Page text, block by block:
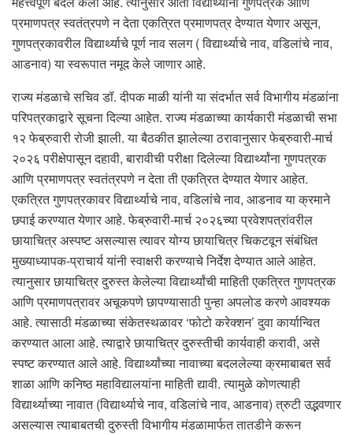
प्रमाणपत्र स्वतंत्रपणे न देता एकत्रित प्रमाणपत्र देण्यात येणार असून,
गुणपत्रकावरील विद्यार्थ्याचे पूर्ण नाव सलग ( विद्यार्थ्याचे नाव, वडिलांचे नाव,
आडनाव) या स्वरूपात नमूद केले जाणार आहे.
राज्य मंडळाचे सचिव डॉ. दीपक माळी यांनी या संदर्भात सर्व विभागीय मंडळांना
परिपत्रकाद्वारे सूचना दिल्या आहेत. राज्य मंडळाच्या कार्यकारी मंडळाची सभा
१२ फेब्रुवारी रोजी झाली. या बैठकीत झालेल्या ठरावानुसार फेब्रुवारी-मार्च
२०२६ परीक्षेपासून दहावी, बारावीची परीक्षा दिलेल्या विद्यार्थ्यांना गुणपत्रक
आणि प्रमाणपत्र स्वतंत्रपणे न देता ती एकत्रित देण्यात येणार आहेत.
एकत्रित गुणपत्रकावर विद्यार्थ्याचे नाव, वडिलांचे नाव, आडनाव या क्रमाने
छपाई करण्यात येणार आहे. फेब्रुवारी-मार्च २०२६च्या प्रवेशपत्रांवरील
छायाचित्र अस्पष्ट असल्यास त्यावर योग्य छायाचित्र चिकटवून संबंधित
मुख्याध्यापक-प्राचार्य यांनी स्वाक्षरी करण्याचे निर्देश देण्यात आले आहेत.
त्यानुसार छायाचित्र दुरुस्त केलेल्या विद्यार्थ्यांची माहिती एकत्रित गुणपत्रक
आणि प्रमाणपत्रावर अचूकपणे छापण्यासाठी पुन्हा अपलोड करणे आवश्यक
आहे. त्यासाठी मंडळाच्या संकेतस्थळावर ‘फोटो करेक्शन’ दुवा कार्यान्वित
करण्यात आला आहे. त्याद्वारे छायाचित्र दुरुस्तीची कार्यवाही करावी, असे
स्पष्ट करण्यात आले आहे. विद्यार्थ्यांच्या नावाच्या बदललेल्या क्रमाबाबत सर्व
शाळा आणि कनिष्ठ महाविद्यालयांना माहिती द्यावी. त्यामुळे कोणत्याही
विद्यार्थ्याच्या नावात (विद्यार्थ्याचे नाव, वडिलांचे नाव, आडनाव) त्रुटी उद्भवणार
असल्यास त्याबाबतची दुरुस्ती विभागीय मंडळामार्फत तातडीने करून